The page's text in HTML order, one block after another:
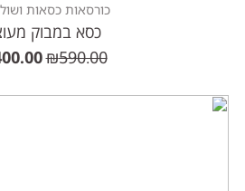
כורסאות כסאות
כסא במבוק
₪590.00